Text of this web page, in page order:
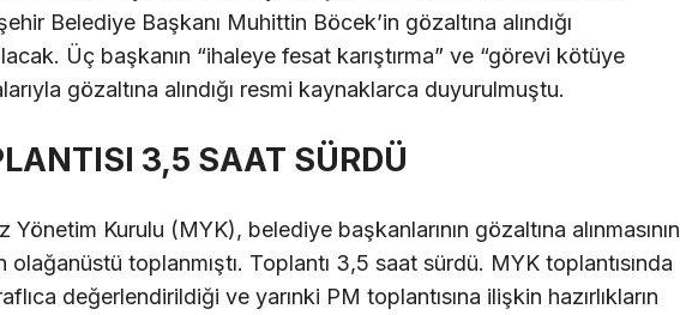
Belediye Başkanı Muhittin Böcek’in gözaltına alındığı
Üç başkanın “ihaleye fesat karıştırma” ve “görevi kötüye
gözaltına alındığı resmi kaynaklarca duyurulmuştu.
3,5 SAAT SÜRDÜ
Yönetim Kurulu (MYK), belediye başkanlarının gözaltına alınmasının
olağanüstü toplanmıştı. Toplantı 3,5 saat sürdü. MYK toplantısında
değerlendirildiği ve yarınki PM toplantısına ilişkin hazırlıkların